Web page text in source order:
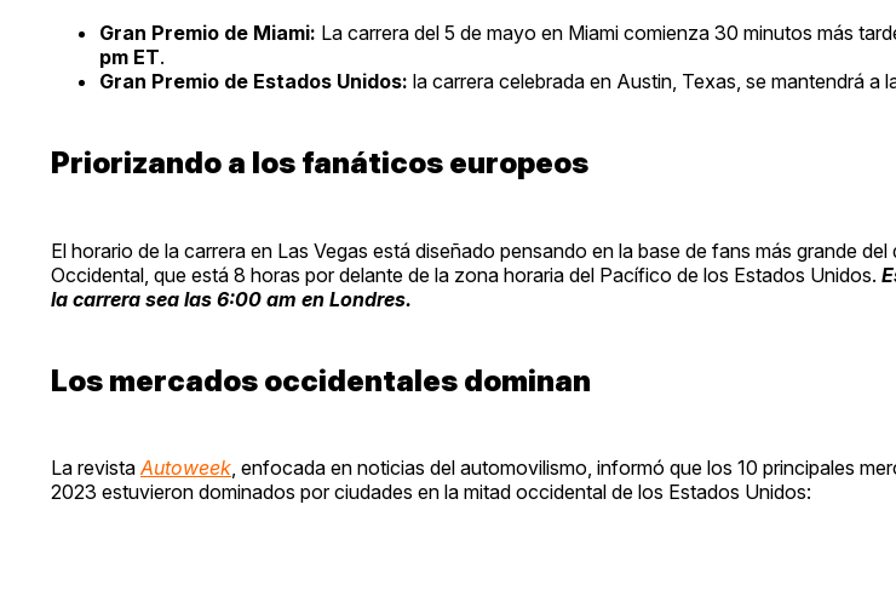
Gran Premio de Miami: La carrera del 5 de mayo en Miami comienza 30 minutos más
pm ET.
Gran Premio de Estados Unidos: la carrera celebrada en Austin, Texas, se mantendrá a
Priorizando a los fanáticos europeos
El horario de la carrera en Las Vegas está diseñado pensando en la base de fans más grande
Occidental, que está 8 horas por delante de la zona horaria del Pacífico de los Estados Unidos.
la carrera sea las 6:00 am en Londres.
Los mercados occidentales dominan
La revistaAutoweek, enfocada en noticias del automovilismo, informó que los 10 principales
2023 estuvieron dominados por ciudades en la mitad occidental de los Estados Unidos: